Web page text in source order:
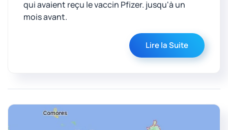
qui avaient reçu le vaccin Pfizer. jusqu'à un
mois avant.
Lire la Suite